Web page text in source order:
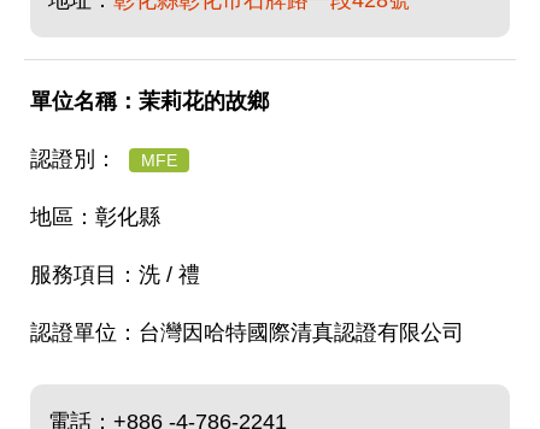
茉莉花的故鄉
MFE
彰化縣
洗 / 禮
台灣因哈特國際清真認證有限公司
電話： +886 -4-786-2241